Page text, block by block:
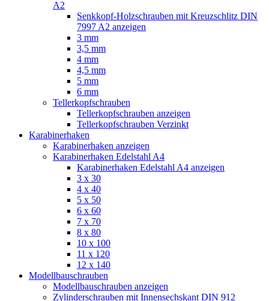
A2
Senkkopf-Holzschrauben mit Kreuzschlitz DIN
7997 A2 anzeigen
3 mm
3,5 mm
4 mm
4,5 mm
5 mm
6 mm
Tellerkopfschrauben
Tellerkopfschrauben anzeigen
Tellerkopfschrauben Verzinkt
Karabinerhaken
Karabinerhaken anzeigen
Karabinerhaken Edelstahl A4
Karabinerhaken Edelstahl A4 anzeigen
3 x 30
4 x 40
5 x 50
6 x 60
7 x 70
8 x 80
10 x 100
11 x 120
12 x 140
Modellbauschrauben
Modellbauschrauben anzeigen
Zylinderschrauben mit Innensechskant DIN 912